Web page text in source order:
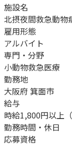
施設名
北摂夜間救急動物
雇用形態
アルバイト
専門・分野
小動物救急医療
勤務地
大阪府 箕面市
給与
時給1,800円以上
勤務時間・休日
応募資格